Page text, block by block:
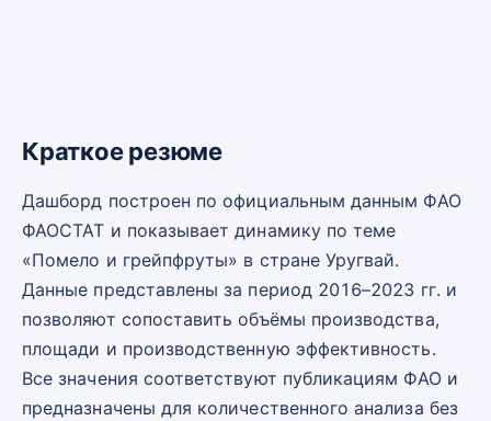
Краткое резюме
Дашборд построен по официальным данным ФАО
ФАОСТАТ и показывает динамику по теме
«Помело и грейпфруты» в стране Уругвай.
Данные представлены за период 2016–2023 гг. и
позволяют сопоставить объёмы производства,
площади и производственную эффективность.
Все значения соответствуют публикациям ФАО и
предназначены для количественного анализа без